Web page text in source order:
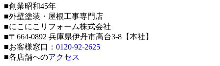
■創業昭和45年
■外壁塗装・屋根工事専門店
■にこにこリフォーム株式会社
■〒664-0892 兵庫県伊丹市高台3-8【本社】
■お客様窓口： 0120-92-2625
■各店舗へのアクセス